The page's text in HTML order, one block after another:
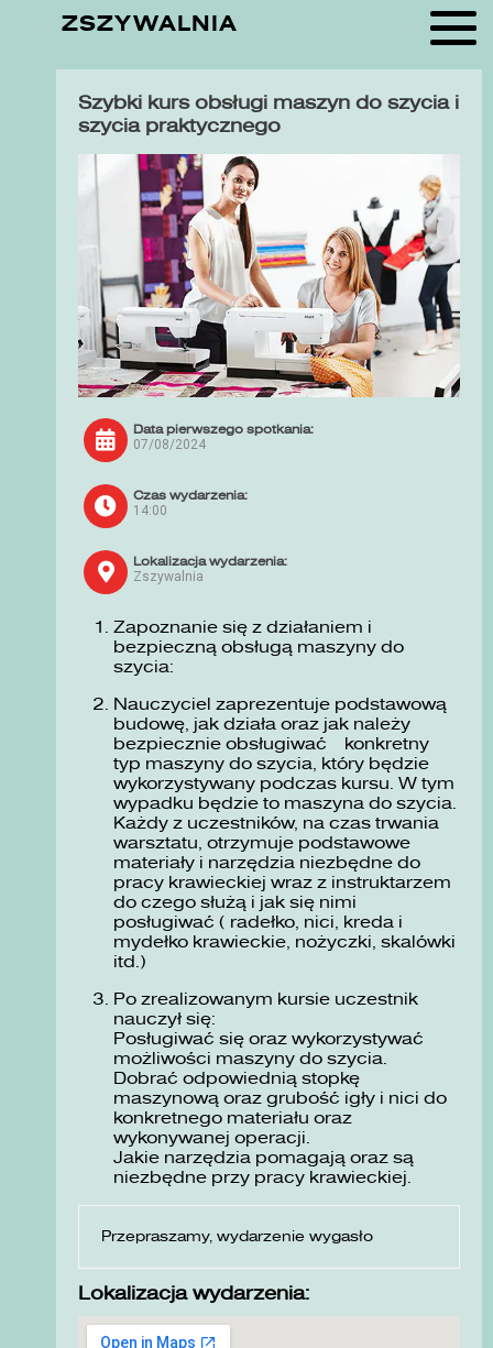
ZSZYWALNIA
Szybki kurs obsługi maszyn do szycia i
szycia praktycznego
Data pierwszego spotkania:
07/08/2024
Czas wydarzenia:
14:00
Lokalizacja wydarzenia:
Zszywalnia
Zapoznanie się z działaniem i
bezpieczną obsługą maszyny do
szycia:
Nauczyciel zaprezentuje podstawową
budowę, jak działa oraz jak należy
bezpiecznie obsługiwać konkretny
typ maszyny do szycia, który będzie
wykorzystywany podczas kursu. W tym
wypadku będzie to maszyna do szycia.
Każdy z uczestników, na czas trwania
warsztatu, otrzymuje podstawowe
materiały i narzędzia niezbędne do
pracy krawieckiej wraz z instruktarzem
do czego służą i jak się nimi
posługiwać ( radełko, nici, kreda i
mydełko krawieckie, nożyczki, skalówki
itd.)
Po zrealizowanym kursie uczestnik
nauczył się:
Posługiwać się oraz wykorzystywać
możliwości maszyny do szycia.
Dobrać odpowiednią stopkę
maszynową oraz grubość igły i nici do
konkretnego materiału oraz
wykonywanej operacji.
Jakie narzędzia pomagają oraz są
niezbędne przy pracy krawieckiej.
Przepraszamy, wydarzenie wygasło
Lokalizacja wydarzenia: